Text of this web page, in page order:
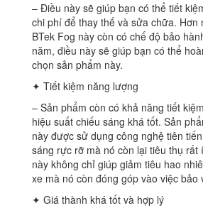
– Điều này sẽ giúp bạn có thể tiết
chi phí để thay thế và sửa chữa. Hơn
BTek Fog này còn có chế độ bảo
năm, điều này sẽ giúp bạn có thể
chọn sản phẩm này.
✦ Tiết kiệm năng lượng
– Sản phẩm còn có khả năng tiết
hiệu suất chiếu sáng khá tốt. Sản
này được sử dụng công nghệ tiên
sáng rực rỡ mà nó còn lại tiêu thụ rất
này không chỉ giúp giảm tiêu hao
xe mà nó còn đóng góp vào việc bảo
✦ Giá thành khá tốt và hợp lý